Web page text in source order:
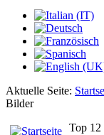
Aktuelle Seite:
Bilder
Top 12